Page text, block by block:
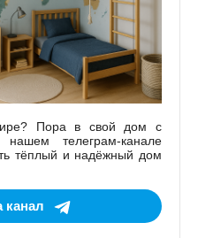
Пора в свой дом с
телеграм-канале
тёплый и надёжный дом
канал